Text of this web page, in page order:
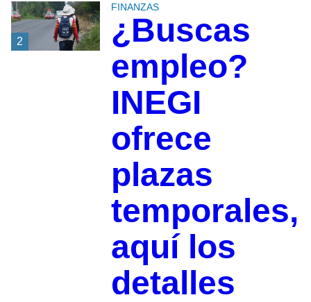
2
FINANZAS
¿Buscas
empleo?
INEGI
ofrece
plazas
temporales,
aquí los
detalles